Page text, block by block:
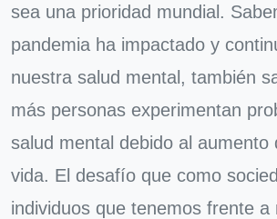
sea una prioridad mundial.
pandemia ha impactado y
nuestra salud mental, también
más personas experimentan
salud mental debido al aumento
vida. El desafío que como
individuos que tenemos frente a